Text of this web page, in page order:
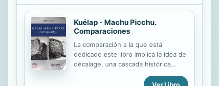
Kuélap - Machu Picchu.
Comparaciones
La comparación a la que está
dedicado este libro implica la idea de
décalage, una cascada histórica
como lo es física la de los andenes, y
quizás sugiere que estamos en el